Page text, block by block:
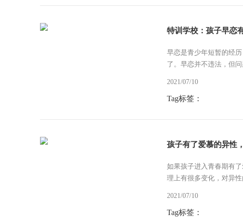
特训学校：孩子早恋
早恋是青少年短暂的经
了。早恋并不违法，但
2021/07/10
Tag标签：
孩子有了爱慕的异性
如果孩子进入青春期有
理上有很多变化，对异
2021/07/10
Tag标签：